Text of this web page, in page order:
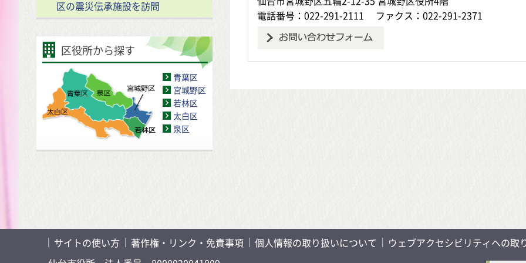
区の震災伝承施設を訪問
区役所から探す
青葉区
宮城野区
若林区
太白区
泉区
電話番号：022-291-2111
ファクス：022-291-2371
サイトの使い方 著作権・リンク・免責事項 個人情報の取り扱いについて
ウェブアクセシビリティへの取